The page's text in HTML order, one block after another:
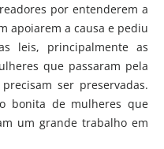
por entenderem a
apoiarem a causa e pediu
leis, principalmente as
que passaram pela
ser preservadas.
bonita de mulheres que
um grande trabalho em